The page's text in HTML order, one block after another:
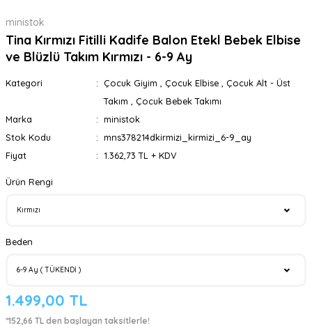
ministok
Tina Kırmızı Fitilli Kadife Balon Etekl Bebek Elbise
ve Blüzlü Takım Kırmızı - 6-9 Ay
Kategori Çocuk Giyim Çocuk Elbise
Çocuk Alt - Üst
Takım
Çocuk Bebek Takımı
Marka
ministok
Stok Kodu
mns378214dkirmizi_kirmizi_6-9_ay
Fiyat
1.362,73 TL + KDV
Ürün Rengi
Beden
1.499,00 TL
*152,66 TL den başlayan taksitlerle!